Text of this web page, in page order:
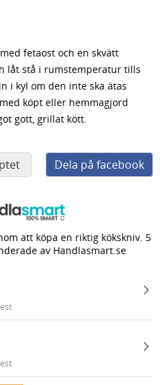
fetaost och en skvätt
låt stå i rumstemperatur tills
i kyl om den inte ska ätas
köpt eller hemmagjord
gott, grillat kött.
Dela på facebook
att köpa en riktig kökskniv. 5
av Handlasmart.se